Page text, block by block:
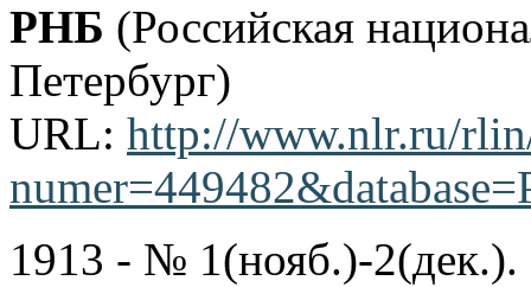
РНБ (Российская
Петербург)
URL: http://www.nlr.ru/
1913 - № 1(нояб.)-2(дек.).